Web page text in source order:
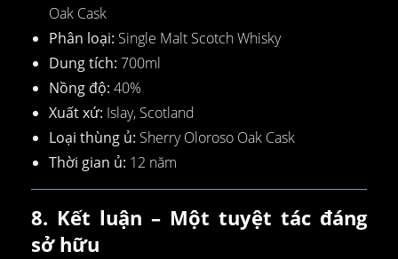
Oak Cask
Phân loại: Single Malt Scotch Whisky
Dung tích: 700ml
Nồng độ: 40%
Xuất xứ: Islay, Scotland
Loại thùng ủ: Sherry Oloroso Oak Cask
Thời gian ủ: 12 năm
8. Kết luận – Một tuyệt tác đáng
sở hữu